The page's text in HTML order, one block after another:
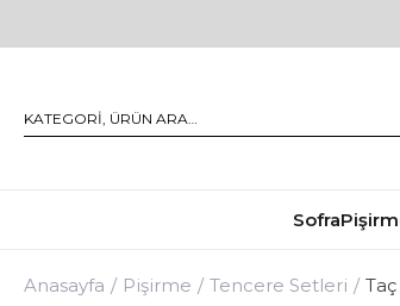
Sofra
Anasayfa Pişirme Tencere Setleri